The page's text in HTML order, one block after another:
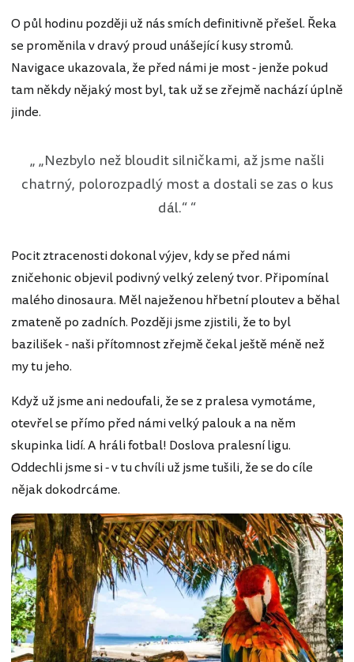
O půl hodinu později už nás smích definitivně přešel. Řeka
se proměnila v dravý proud unášející kusy stromů.
Navigace ukazovala, že před námi je most - jenže pokud
tam někdy nějaký most byl, tak už se zřejmě nachází úplně
jinde.
„Nezbylo než bloudit silničkami, až jsme našli
chatrný, polorozpadlý most a dostali se zas o kus
dál.“
Pocit ztracenosti dokonal výjev, kdy se před námi
zničehonic objevil podivný velký zelený tvor. Připomínal
malého dinosaura. Měl naježenou hřbetní ploutev a běhal
zmateně po zadních. Později jsme zjistili, že to byl
bazilišek - naši přítomnost zřejmě čekal ještě méně než
my tu jeho.
Když už jsme ani nedoufali, že se z pralesa vymotáme,
otevřel se přímo před námi velký palouk a na něm
skupinka lidí. A hráli fotbal! Doslova pralesní ligu.
Oddechli jsme si - v tu chvíli už jsme tušili, že se do cíle
nějak dokodrcáme.